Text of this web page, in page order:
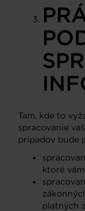
Tam, kde to
spracovanie
prípadov bude
ktoré
platných